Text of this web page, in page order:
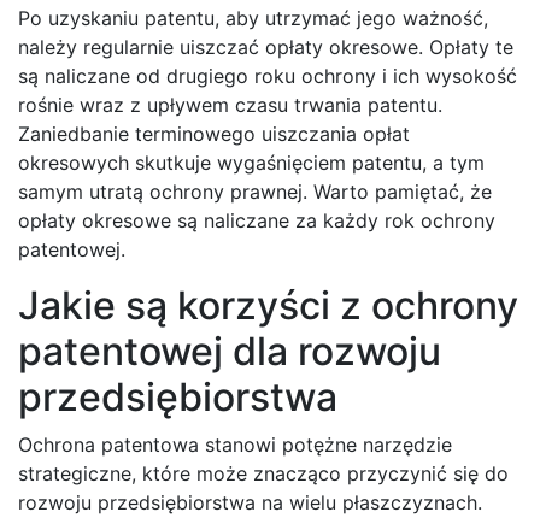
Po uzyskaniu patentu, aby utrzymać jego ważność,
należy regularnie uiszczać opłaty okresowe. Opłaty te
są naliczane od drugiego roku ochrony i ich wysokość
rośnie wraz z upływem czasu trwania patentu.
Zaniedbanie terminowego uiszczania opłat
okresowych skutkuje wygaśnięciem patentu, a tym
samym utratą ochrony prawnej. Warto pamiętać, że
opłaty okresowe są naliczane za każdy rok ochrony
patentowej.
Jakie są korzyści z ochrony
patentowej dla rozwoju
przedsiębiorstwa
Ochrona patentowa stanowi potężne narzędzie
strategiczne, które może znacząco przyczynić się do
rozwoju przedsiębiorstwa na wielu płaszczyznach.